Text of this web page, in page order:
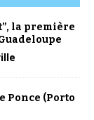
la première
Ponce (Porto